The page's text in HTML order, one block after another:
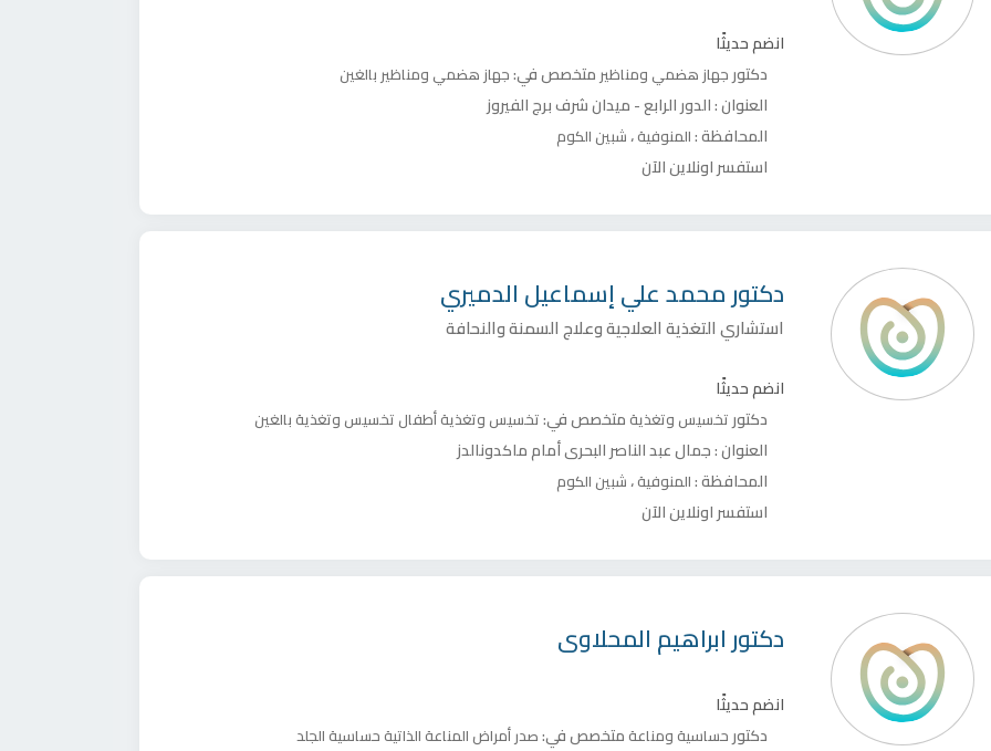
انضم حديثًا
دكتور جهاز هضمي ومناظير متخصص في:جهاز هضمي ومناظير بالغين
العنوان :الدور الرابع - ميدان شرف برج الفيروز
المحافظة :المنوفية،شبين الكوم
استفسر اونلاين الآن
دكتورمحمد علي إسماعيل الدميري
استشاري التغذية العلاجية وعلاج السمنة والنحافة
انضم حديثًا
دكتور تخسيس وتغذيةمتخصص في:تخسيس وتغذية أطفال تخسيس وتغذية بالغين
العنوان :جمال عبد الناصر البحري أمام ماكدونالدز
المحافظة :المنوفية،شبين الكوم
استفسر اونلاين الآن
دكتورابراهيم المحلاوى
انضم حديثًا
دكتور حساسية ومناعةمتخصص في:صدرأمراض المناعة الذاتيةحساسية الجلد